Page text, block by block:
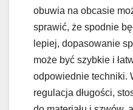
obuwia na obcasie
sprawić, że spodnie
lepiej, dopasowanie
może być szybkie i
odpowiednie techniki.
regulacja długości,